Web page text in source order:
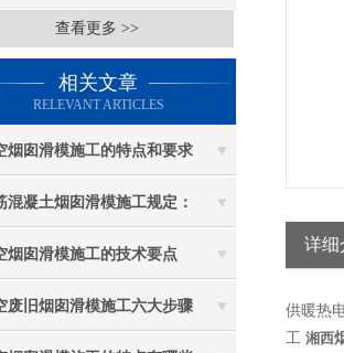
查看更多 >>
相关文章
RELEVANT ARTICLES
烟囱滑模施工的特点和要求
混凝土烟囱滑模施工规定：
烟囱滑模施工的技术要点
废旧烟囱滑模施工六大步骤
详细
供暖热
工 湘西